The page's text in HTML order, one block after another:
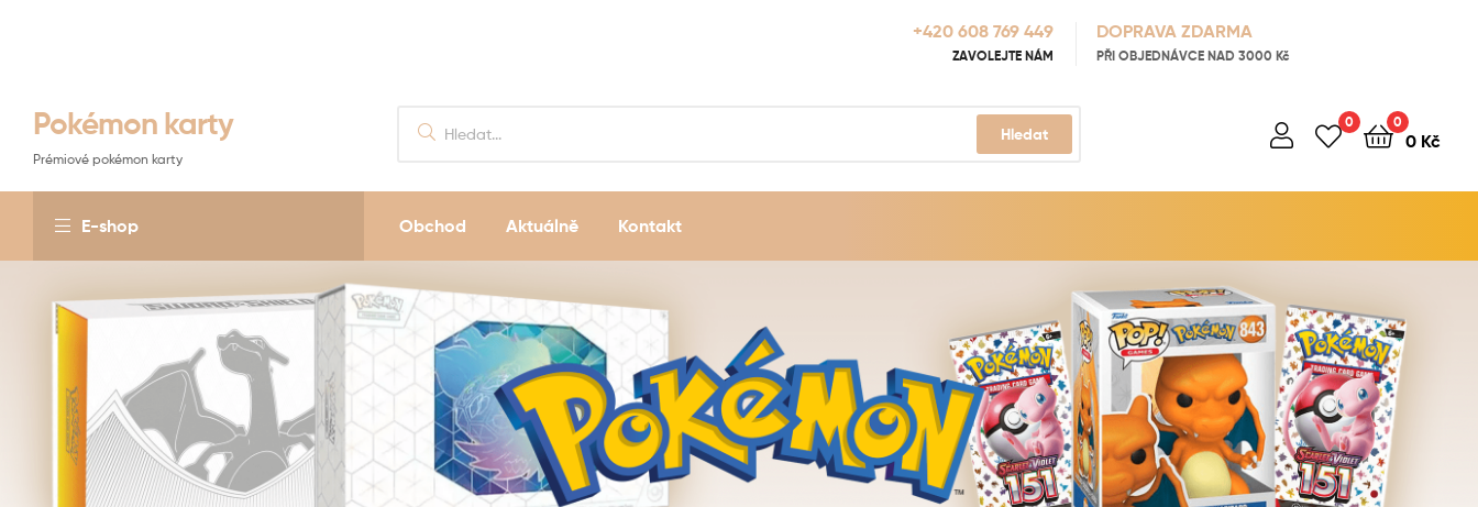
+420 608 769 449
ZAVOLEJTE NÁM
DOPRAVA ZDARMA
PŘI OBJEDNÁVCE NAD 3000 Kč
Pokémon karty
Prémiové pokémon karty
Hledat
0 0
0 Kč
E-shop Obchod Aktuálně Kontakt